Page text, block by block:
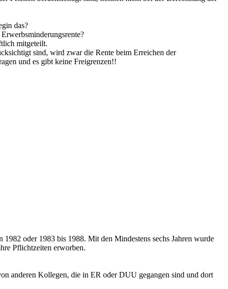
das?
mitgeteilt.
sind, wird zwar die Rente beim Erreichen der
und es gibt keine Freigrenzen!!
oder 1983 bis 1988. Mit den Mindestens sechs Jahren wurde
Pflichtzeiten erworben.
anderen Kollegen, die in ER oder DUU gegangen sind und dort